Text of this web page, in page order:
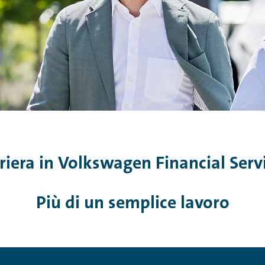
in Volkswagen Financial
Più di un semplice lavoro